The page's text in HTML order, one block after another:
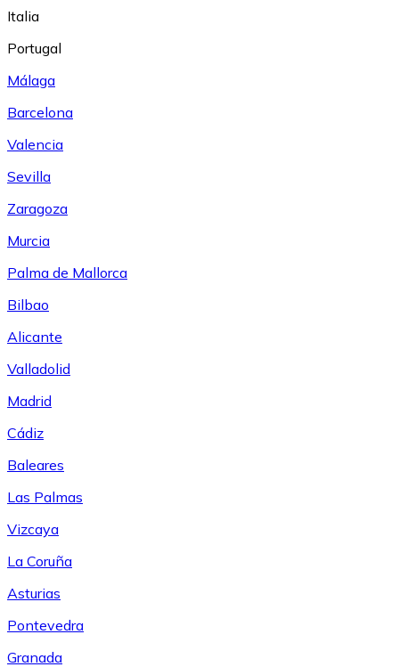
Italia
Portugal
Málaga
Barcelona
Valencia
Sevilla
Zaragoza
Murcia
Palma de Mallorca
Bilbao
Alicante
Valladolid
Madrid
Cádiz
Baleares
Las Palmas
Vizcaya
La Coruña
Asturias
Pontevedra
Granada